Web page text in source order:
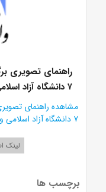
راهنمای تصویری
۷ دانشگاه آزاد اسلامی واحد ساری- ویژه گروه پزشکی
مشاهده راهنمای
۷ دانشگاه آزاد اسلامی واحد ساری- ویژه گروه پزشکی
لینک
برچسب ها